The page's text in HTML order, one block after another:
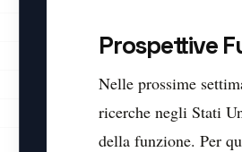
Prospettive
Nelle prossime
ricerche negli Stati
della funzione. Per